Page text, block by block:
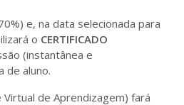
e, na data selecionada para
o CERTIFICADO
(instantânea e
de aluno.
de Aprendizagem) fará